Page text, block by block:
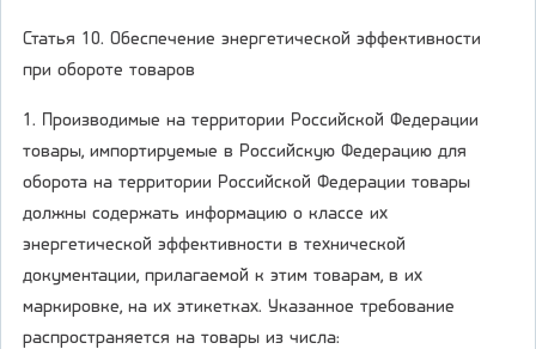
Статья 10. Обеспечение энергетической эффективности
при обороте товаров
1. Производимые на территории Российской Федерации
товары, импортируемые в Российскую Федерацию для
оборота на территории Российской Федерации товары
должны содержать информацию о классе их
энергетической эффективности в технической
документации, прилагаемой к этим товарам, в их
маркировке, на их этикетках. Указанное требование
распространяется на товары из числа: